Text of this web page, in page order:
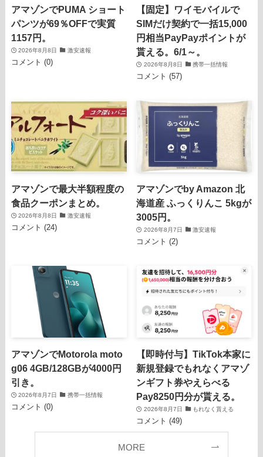
アマゾンでPUMA ショート
パンツが69％OFFで実質
1157円。
2026年8月8日 激安速報
コメント (0)
【固定】ワイモバイルで
SIMだけ契約で一括15,000
円相当PayPayポイントが
貰える。6/1～。
2026年8月8日 携帯一括情報
コメント (57)
アマゾンで最大半額程度の
食品クーポンまとめ。
2026年8月8日 激安速報
コメント (24)
アマゾンでby Amazon 北
海道産 ふっくりんこ 5kgが
3005円。
2026年8月7日 激安速報
コメント (2)
アマゾンでMotorola moto
g06 4GB/128GBが4000円
引き。
2026年8月7日 携帯一括情報
コメント (0)
【即時付与】TikTok本家に
新規登録でもれなくアマゾ
ンギフト券やえらべる
Pay8250円分が貰える。
2026年8月7日 もれなく貰える
コメント (49)
MORE